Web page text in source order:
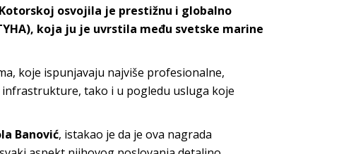
osvojila je prestižnu i globalno
koja ju je uvrstila među svetske marine
koje ispunjavaju najviše profesionalne,
tako i u pogledu usluga koje
Banović, istakao je da je ova nagrada